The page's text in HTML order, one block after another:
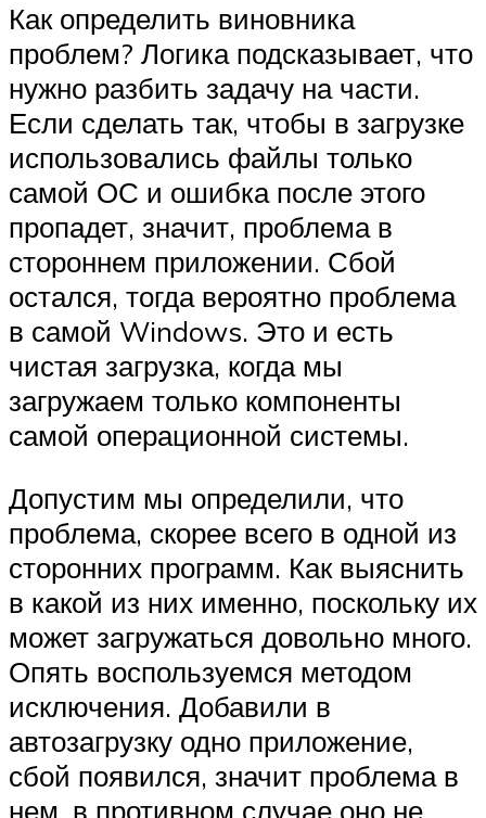
Как определить виновника
проблем? Логика подсказывает, что
нужно разбить задачу на части.
Если сделать так, чтобы в загрузке
использовались файлы только
самой ОС и ошибка после этого
пропадет, значит, проблема в
стороннем приложении. Сбой
остался, тогда вероятно проблема
в самой Windows. Это и есть
чистая загрузка, когда мы
загружаем только компоненты
самой операционной системы.
Допустим мы определили, что
проблема, скорее всего в одной из
сторонних программ. Как выяснить
в какой из них именно, поскольку их
может загружаться довольно много.
Опять воспользуемся методом
исключения. Добавили в
автозагрузку одно приложение,
сбой появился, значит проблема в
нем, в противном случае оно не